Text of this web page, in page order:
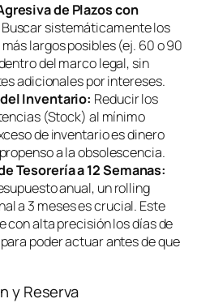
de Plazos con
Buscar sistemáticamente los
largos posibles (ej. 60 o 90
del marco legal, sin
adicionales por intereses.
Inventario: Reducir los
(Stock) al mínimo
de inventario es dinero
a la obsolescencia.
Tesorería a 12 Semanas:
anual, unrolling
a 3 meses es crucial. Este
con alta precisión los días de
poder actuar antes de que
y Reserva